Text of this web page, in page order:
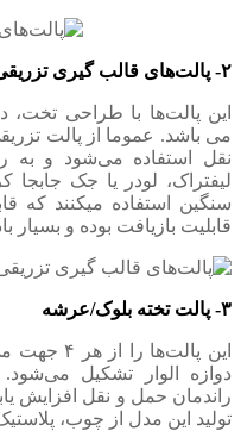
۲- پالت‌های قالب گیری تزریقی
این پالت‌ها با طراحی تخت،
می باشد. عموما از پالت
نقل استفاده می‌شود و به
لیفتراک، لودر یا جک جابجا
سنگین استفاده میکنند که
قابلیت بازیافت بوده و بسیار
۳- پالت تخته بلوک/عرشه
این
دوازه الوار تشکیل
راندمان حمل و نقل افزایش
تولید این مدل از چوب،